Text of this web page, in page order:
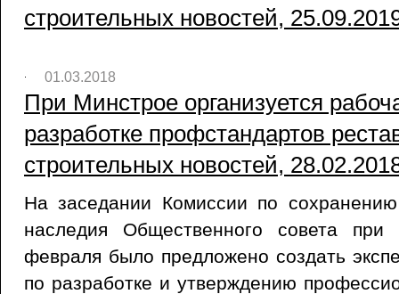
строительных новостей,
01.03.2018
При Минстрое организуется
разработке профстандартов
строительных новостей,
На заседании Комиссии по сохранению
наследия Общественного совета
февраля было предложено создать
по разработке и утверждению